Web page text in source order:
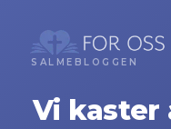
SALMEBLOGGEN
Vi kaster